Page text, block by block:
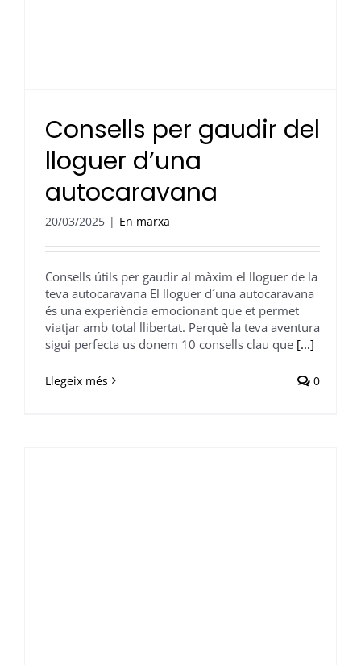
Consells per gaudir del
lloguer d’una
autocaravana
20/03/2025 | En marxa
Consells útils per gaudir al màxim el lloguer de la
teva autocaravana El lloguer d´una autocaravana
és una experiència emocionant que et permet
viatjar amb total llibertat. Perquè la teva aventura
sigui perfecta us donem 10 consells clau que [...]
Llegeix més 0